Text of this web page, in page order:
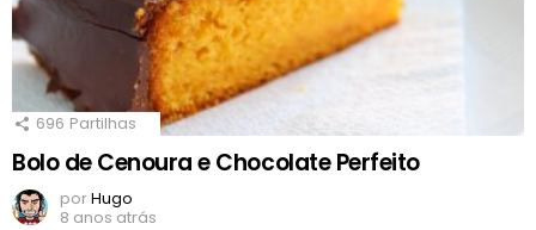
696 Partilhas
Bolo de Cenoura e Chocolate Perfeito
porHugo
8 anos atrás